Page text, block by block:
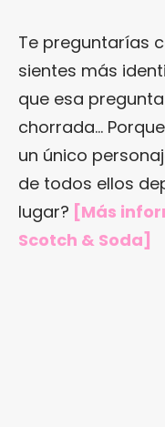
Te preguntarías
sientes más
que esa
chorrada…
un único
de todos ellos
lugar? [Más
Scotch & Soda]